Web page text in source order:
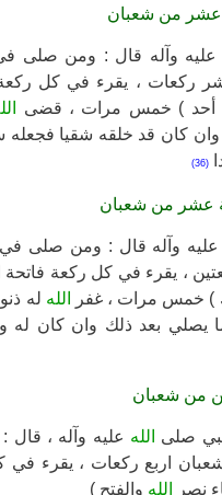
عشر من شعبان
عليه وآله قال : ومن صلى في
ركعات ، يقرء في كل ركعة
أحد ) خمس مرات ، قضى
وان كان قد خلقه شقيا فجعله
(36)
عشر من شعبان
عليه وآله قال : ومن صلى في
، يقرء في كل ركعة فاتحة
) خمس مرات ، غفر الله له
يصلي بعد ذلك وان كان له
من شعبان
صلى الله عليه وآله ،
شعبان اربع ركعات ، يقرء في
نصر
الله والفتح )